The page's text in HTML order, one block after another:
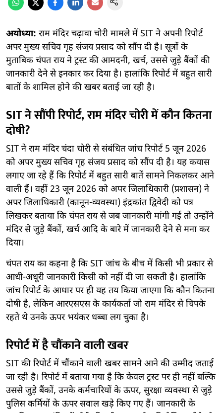
अयोध्या: राम मंदिर चढ़ावा चोरी मामले में SIT ने अपनी रिपोर्ट
अपर मुख्य सचिव गृह संजय प्रसाद को सौंप दी है। सूत्रों के
मुताबिक चंपत राय ने ट्रस्ट की आमदनी, खर्च, उससे जुड़े बैंकों की
जानकारी देने से इनकार कर दिया है। हालांकि रिपोर्ट में बहुत सारी
बातों के शामिल होने की खबर बताई जा रही है।
SIT ने सौंपी रिपोर्ट, राम मंदिर चोरी में कौन कितना
दोषी?
SIT ने राम मंदिर चंदा चोरी से संबंधित जांच रिपोर्ट 5 जून 2026
को अपर मुख्य सचिव गृह संजय प्रसाद को सौंप दी है। यह कयास
लगाए जा रहे हैं कि रिपोर्ट में बहुत सारी बातें सामने निकलकर आने
वाली हैं। वहीं 23 जून 2026 को अपर जिलाधिकारी (प्रशासन) ने
अपर जिलाधिकारी (कानून-व्यवस्था) इंद्रकांत द्विवेदी को पत्र
लिखकर बताया कि चंपत राय से जब जानकारी मांगी गई तो उन्होंने
मंदिर से जुड़े बैंकों, खर्च आदि के बारे में जानकारी देने से मना कर
दिया।
चंपत राय का कहना है कि SIT जांच के बीच में किसी भी प्रकार से
आधी-अधूरी जानकारी किसी को नहीं दी जा सकती है। हालांकि
जांच रिपोर्ट के आधार पर ही यह तय किया जाएगा कि कौन कितना
दोषी है, लेकिन आरएसएस के कार्यकर्ता जो राम मंदिर से चिपके
रहते थे उनके ऊपर भयंकर धब्बा लग चुका है।
रिपोर्ट में है चौंकाने वाली खबर
SIT की रिपोर्ट में चौंकाने वाली खबर सामने आने की उम्मीद जताई
जा रही है। रिपोर्ट में बताया गया है कि केवल ट्रस्ट पर ही नहीं बल्कि
उससे जुड़े बैंकों, उनके कर्मचारियों के ऊपर, सुरक्षा व्यवस्था से जुड़े
पुलिस कर्मियों के ऊपर सवाल खड़े किए गए हैं। जानकारी के